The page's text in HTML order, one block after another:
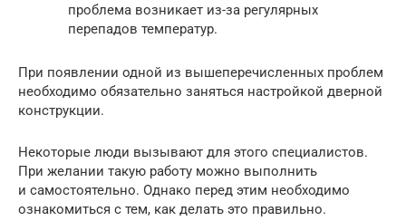
проблема возникает из-за регулярных
перепадов температур.
При появлении одной из вышеперечисленных проблем
необходимо обязательно заняться настройкой дверной
конструкции.
Некоторые люди вызывают для этого специалистов.
При желании такую работу можно выполнить
и самостоятельно. Однако перед этим необходимо
ознакомиться с тем, как делать это правильно.